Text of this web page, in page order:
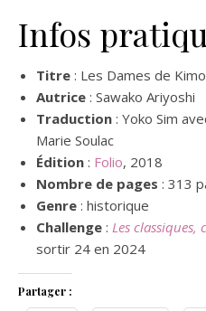
Infos
Titre : Les Dames de
Autrice : Sawako Ariyoshi
Traduction : Yoko Sim
Marie Soulac
Édition : Folio, 2018
Nombre de pages : 313
Genre : historique
Challenge : Les classiques,
sortir 24 en 2024
Partager :